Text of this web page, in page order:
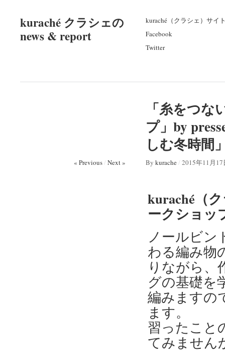
kuraché クラシェの
news & report
kuraché（クラシェ）サイ
Facebook
Twitter
「糸をつ
プ」by
しむ冬時間
« Previous/ Next » By kurache/ 2015年11月17
kuraché（
ークショッ
ノールビン
わる編み物
りながら、
グの基礎を
編みますの
ます。
習ったこと
てみません